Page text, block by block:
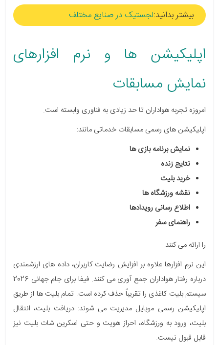
بیشتر بدانید:لجستیک در صنایع مختلف
اپلیکیشن ها و نرم افزارهای
نمایش مسابقات
امروزه تجربه هواداران تا حد زیادی به فناوری وابسته است.
اپلیکیشن های رسمی مسابقات خدماتی مانند:
نمایش برنامه بازی ها
نتایج زنده
خرید بلیت
نقشه ورزشگاه ها
اطلاع رسانی رویدادها
راهنمای سفر
را ارائه می کنند.
این نرم افزارها علاوه بر افزایش رضایت کاربران، داده های ارزشمندی
درباره رفتار هواداران جمع آوری می کنند. فیفا برای جام جهانی 2026
سیستم بلیت کاغذی را تقریباً حذف کرده است. تمام بلیت ها از طریق
اپلیکیشن رسمی موبایل مدیریت می شوند: دریافت بلیت، انتقال
بلیت، ورود به ورزشگاه، احراز هویت و حتی اسکرین شات بلیت نیز
قابل قبول نیست.